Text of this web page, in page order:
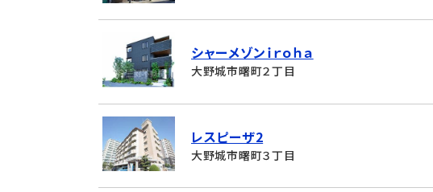
シャーメゾンｉｒｏｈａ
大野城市曙町２丁目
レスピーザ2
大野城市曙町３丁目